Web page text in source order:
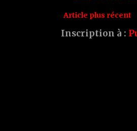
Article plus récent
Inscription à :